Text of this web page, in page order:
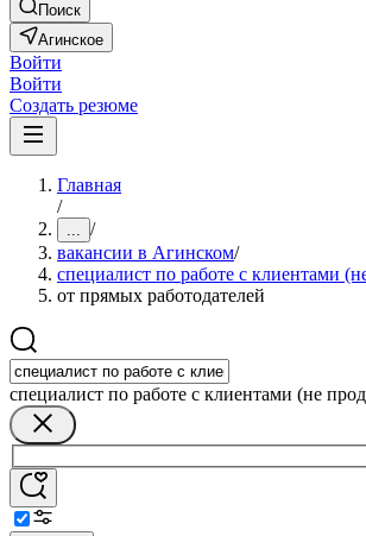
Поиск
Агинское
Войти
Войти
Создать резюме
Главная
/
... /
вакансии в Агинском/
специалист по работе с клиентами
от прямых работодателей
специалист по работе с клиентами (не